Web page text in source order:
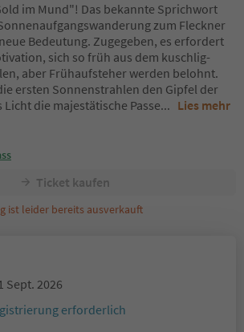
im Mund"! Das bekannte Sprichwort
zum Fleckner
Bedeutung. Zugegeben, es erfordert
sich so früh aus dem kuschlig-
aber Frühaufsteher werden belohnt.
ersten Sonnenstrahlen den Gipfel der
die majestätische Passe... Lies mehr
Ticket kaufen
ist leider bereits ausverkauft
Sept. 2026
erforderlich